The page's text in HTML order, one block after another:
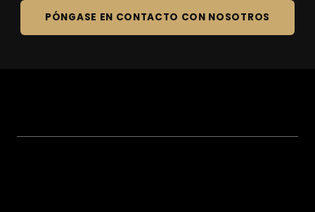
PÓNGASE EN CONTACTO CON NOSOTROS